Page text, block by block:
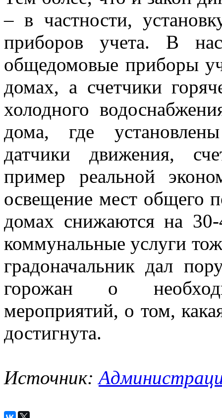
– в частности,
приборов учета. В
общедомовые приборы
домах, а счетчики
холодного
дома, где
датчики движения,
пример реальной
освещение мест общего
домах снижаются на
коммунальные услуги
градоначальник дал
горожан о
мероприятий, о том,
достигнута.
Источник: